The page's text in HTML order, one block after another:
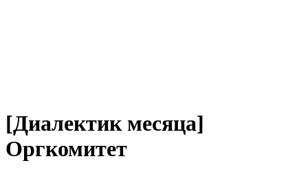
[Диалектик месяца]
Оргкомитет